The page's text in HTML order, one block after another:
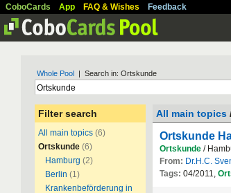
CoboCards App FAQ & Wishes Feedback
Whole Pool | Search in: Ortskunde
Filter search
All main topics (6)
Ortskunde (6)
Hamburg (2)
Berlin (1)
Krankenbeförderung in
All main topics
Ortskunde
Ortskunde /
From: Dr.H.C.
Tags: 04/2011,